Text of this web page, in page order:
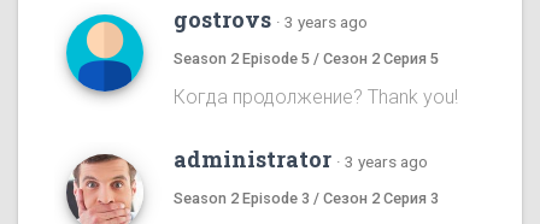
gostrovs · 3 years ago
Season 2 Episode 5 / Сезон 2 Серия 5
Когда продолжение? Thank you!
administrator · 3 years ago
Season 2 Episode 3 / Сезон 2 Серия 3